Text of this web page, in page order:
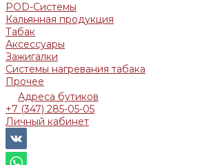
POD-Системы
Кальянная продукция
Табак
Аксессуары
Зажигалки
Системы нагревания табака
Прочее
Адреса бутиков
+7 (347) 285-05-05
Личный кабинет